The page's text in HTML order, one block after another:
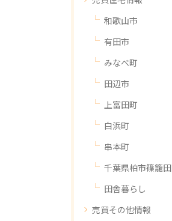
和歌山市
有田市
みなべ町
田辺市
上富田町
白浜町
串本町
千葉県柏市篠籠田
田舎暮らし
売買その他情報